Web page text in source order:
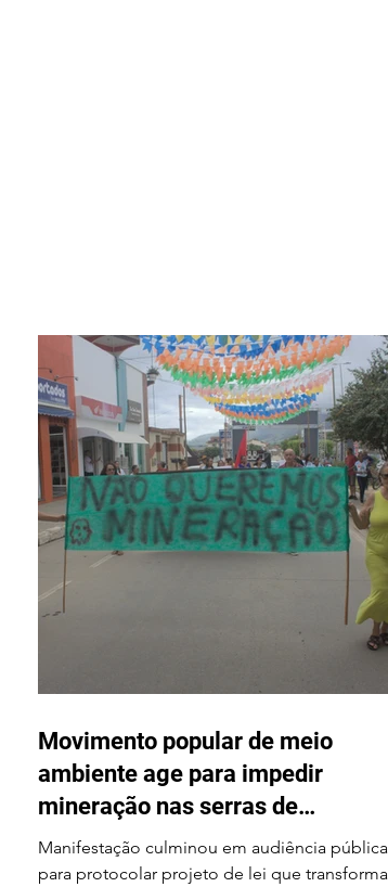
ambiente age para impedir
Movimento popular de meio
ambiente age para impedir
mineração nas serras de
Itarantim
Manifestação culminou em audiência pública
para protocolar projeto de lei que transforma